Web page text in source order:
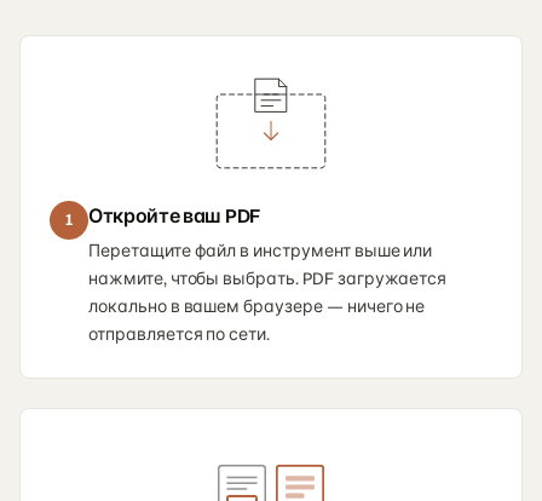
1 Откройте ваш PDF
Перетащите файл в инструмент выше или
нажмите, чтобы выбрать. PDF загружается
локально в вашем браузере — ничего не
отправляется по сети.